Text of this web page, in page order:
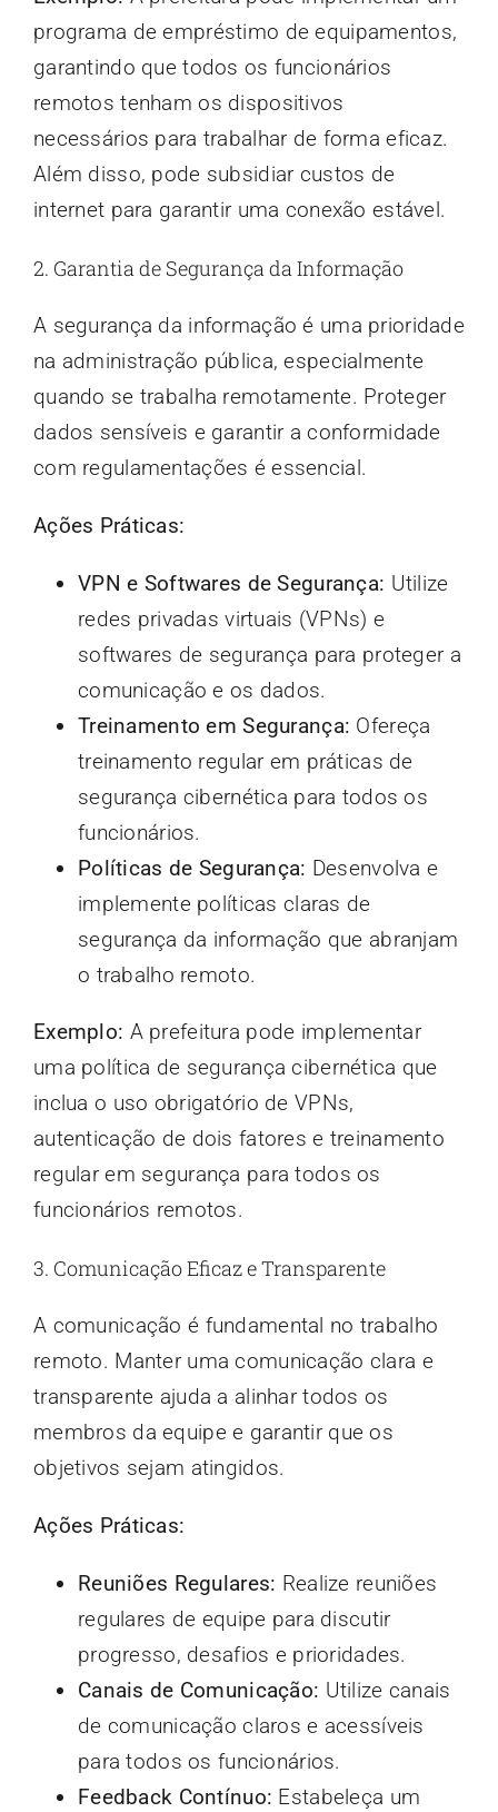
programa de empréstimo de equipamentos,
garantindo que todos os funcionários
remotos tenham os dispositivos
necessários para trabalhar de forma eficaz.
Além disso, pode subsidiar custos de
internet para garantir uma conexão estável.
2. Garantia de Segurança da Informação
A segurança da informação é uma prioridade
na administração pública, especialmente
quando se trabalha remotamente. Proteger
dados sensíveis e garantir a conformidade
com regulamentações é essencial.
Ações Práticas:
VPN e Softwares de Segurança: Utilize
redes privadas virtuais (VPNs) e
softwares de segurança para proteger a
comunicação e os dados.
Treinamento em Segurança: Ofereça
treinamento regular em práticas de
segurança cibernética para todos os
funcionários.
Políticas de Segurança: Desenvolva e
implemente políticas claras de
segurança da informação que abranjam
o trabalho remoto.
Exemplo: A prefeitura pode implementar
uma política de segurança cibernética que
inclua o uso obrigatório de VPNs,
autenticação de dois fatores e treinamento
regular em segurança para todos os
funcionários remotos.
3. Comunicação Eficaz e Transparente
A comunicação é fundamental no trabalho
remoto. Manter uma comunicação clara e
transparente ajuda a alinhar todos os
membros da equipe e garantir que os
objetivos sejam atingidos.
Ações Práticas:
Reuniões Regulares: Realize reuniões
regulares de equipe para discutir
progresso, desafios e prioridades.
Canais de Comunicação: Utilize canais
de comunicação claros e acessíveis
para todos os funcionários.
Feedback Contínuo: Estabeleça um